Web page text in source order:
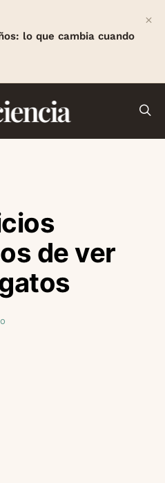
lo que cambia cuando
×
de ver